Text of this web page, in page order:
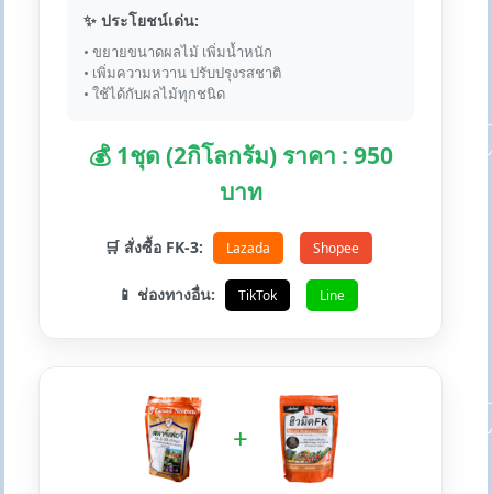
✨ ประโยชน์เด่น:
• ขยายขนาดผลไม้ เพิ่มน้ำหนัก
• เพิ่มความหวาน ปรับปรุงรสชาติ
• ใช้ได้กับผลไม้ทุกชนิด
💰 1ชุด (2กิโลกรัม) ราคา : 950
บาท
🛒 สั่งซื้อ FK-3: Lazada Shopee
📱 ช่องทางอื่น: TikTok Line
+